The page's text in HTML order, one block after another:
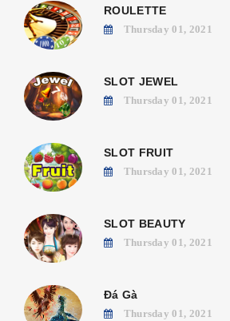
ROULETTE
Thursday 01, 2021
SLOT JEWEL
Thursday 01, 2021
SLOT FRUIT
Thursday 01, 2021
SLOT BEAUTY
Thursday 01, 2021
Đá Gà
Thursday 01, 2021